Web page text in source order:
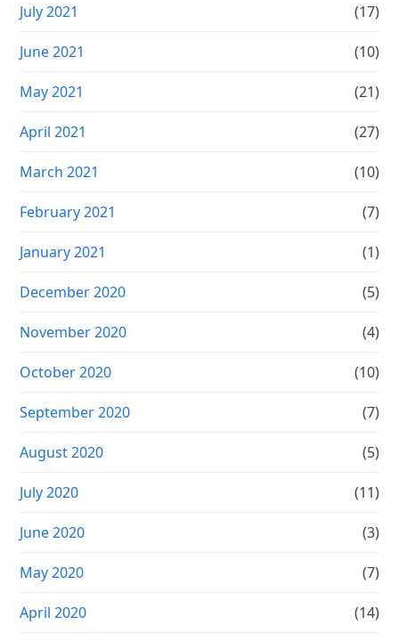
July 2021 (17)
June 2021 (10)
May 2021 (21)
April 2021 (27)
March 2021 (10)
February 2021 (7)
January 2021 (1)
December 2020 (5)
November 2020 (4)
October 2020 (10)
September 2020 (7)
August 2020 (5)
July 2020 (11)
June 2020 (3)
May 2020 (7)
April 2020 (14)